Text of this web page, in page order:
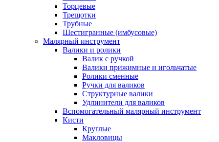
Торцевые
Трещотки
Трубные
Шестигранные (имбусовые)
Малярный инструмент
Валики и ролики
Валик с ручкой
Валики прижимные и игольчатые
Ролики сменные
Ручки для валиков
Структурные валики
Удлинители для валиков
Вспомогательный малярный инструмент
Кисти
Круглые
Макловицы